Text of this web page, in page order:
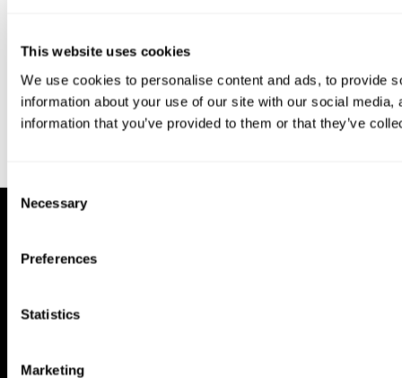
This website uses cookies
We use cookies to personalise content and ads, to provide
information about your use of our site with our social
information that you’ve provided to them or that they’ve
Consent
Selection
Necessary
Preferences
Statistics
Marketing